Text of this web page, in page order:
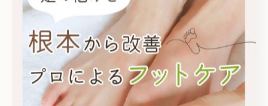
高齢者の転倒は、骨折や寝たきりなど深刻な健康被害に
つながることが多く、家族にとっても大きな不安要素で
す。フットケアはこの転倒リスクを下げるための重要な
対策の一つとされています。足の爪や角質、乾燥などを
定期的にケアすることで、歩行時のバランスが整い、滑